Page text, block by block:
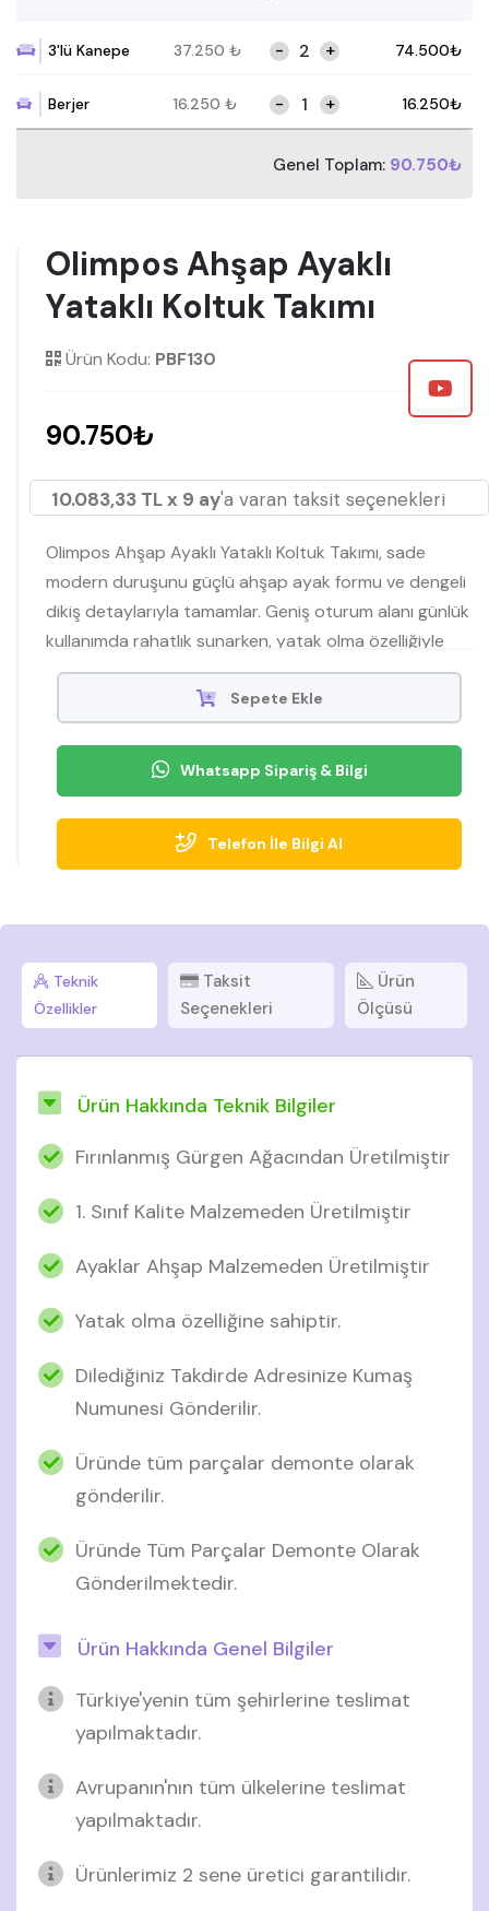
3'lü Kanepe 37.250 ₺ - + 74.500₺
Berjer 16.250 ₺ - + 16.250₺
Genel Toplam: 90.750₺
Olimpos Ahşap Ayaklı
Yataklı Koltuk Takımı
Ürün Kodu: PBF130
90.750₺
10.083,33 TL x 9 ay'a varan taksit seçenekleri
Olimpos Ahşap Ayaklı Yataklı Koltuk Takımı, sade
modern duruşunu güçlü ahşap ayak formu ve dengeli
dikiş detaylarıyla tamamlar. Geniş oturum alanı günlük
kullanımda rahatlık sunarken, yatak olma özelliğiyle
misafirler için hızlı bir çözüme dönüşür. Sırt
minderlerinin destekleyici yapısı oturuşu toparlar;
sağlam baza/iskelet hissi uzun ömürlü kullanım
vurgusu yapar. Açık tonlu kumaşı sayesinde farklı halı,
perde ve aksesuarlarla kolayca uyum sağlar.
Sepete Ekle
Whatsapp Sipariş & Bilgi
Telefon İle Bilgi Al
Teknik
Özellikler
Taksit
Seçenekleri
Ürün
Ölçüsü
Ürün Hakkında Teknik Bilgiler
Fırınlanmış Gürgen Ağacından Üretilmiştir
1. Sınıf Kalite Malzemeden Üretilmiştir
Ayaklar Ahşap Malzemeden Üretilmiştir
Yatak olma özelliğine sahiptir.
Dilediğiniz Takdirde Adresinize Kumaş
Numunesi Gönderilir.
Üründe tüm parçalar demonte olarak
gönderilir.
Üründe Tüm Parçalar Demonte Olarak
Gönderilmektedir.
Ürün Hakkında Genel Bilgiler
Türkiye'yenin tüm şehirlerine teslimat
yapılmaktadır.
Avrupanın'nın tüm ülkelerine teslimat
yapılmaktadır.
Ürünlerimiz 2 sene üretici garantilidir.